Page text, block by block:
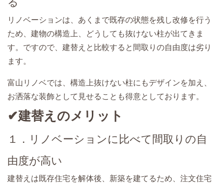
リノベーションは、あくまで既存の状態を残し改修を行う
ため、建物の構造上、どうしても抜けない柱が出てきま
す。ですので、建替えと比較すると間取りの自由度は劣り
ます。
富山リノベでは、構造上抜けない柱にもデザインを加え、
お洒落な装飾として見せることも得意としております。
✔建替えのメリット
１．リノベーションに比べて間取りの自
由度が高い
建替えは既存住宅を解体後、新築を建てるため、注文住宅